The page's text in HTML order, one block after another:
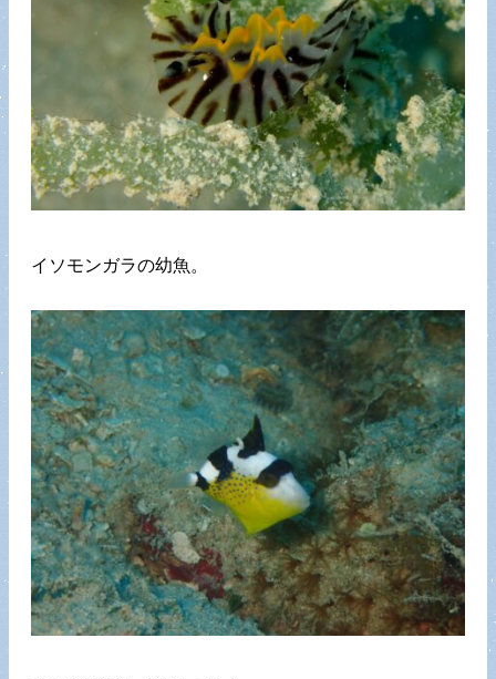
イソモンガラの幼魚。